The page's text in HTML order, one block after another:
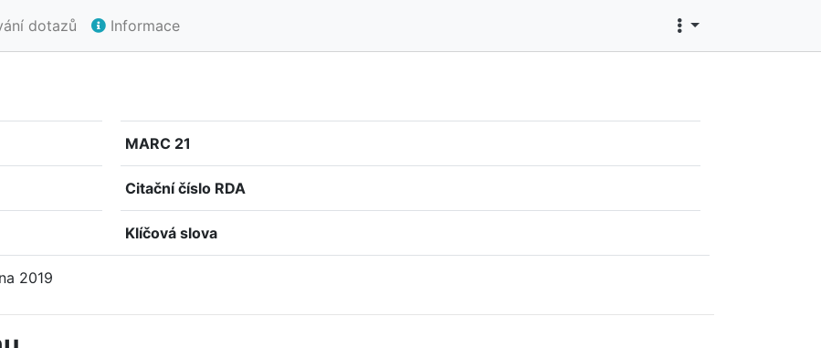
dotazů Informace
MARC 21
Citační číslo RDA
Klíčová slova
2019